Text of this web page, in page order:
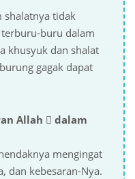
shalatnya tidak
buru dalam
khusyuk dan shalat
gagak dapat
Allah  dalam
mengingat
dan kebesaran-Nya.